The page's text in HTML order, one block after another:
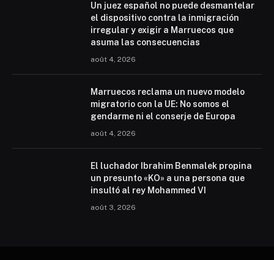
Un juez español no puede desmantelar
el dispositivo contra la inmigración
irregular y exigir a Marruecos que
asuma las consecuencias
août 4, 2026
Marruecos reclama un nuevo modelo
migratorio con la UE: No somos el
gendarme ni el conserje de Europa
août 4, 2026
El luchador Ibrahim Benmalek propina
un presunto «KO» a una persona que
insultó al rey Mohammed VI
août 3, 2026